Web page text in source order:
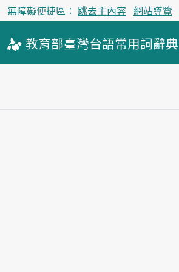
無障礙便捷區： 跳去主內容 網站導覽
教育部臺灣台語常用詞辭典